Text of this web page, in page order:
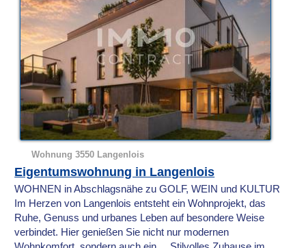
Wohnung 3550 Langenlois
Eigentumswohnung in Langenlois
WOHNEN in Abschlagsnähe zu GOLF, WEIN und KULTUR
Im Herzen von Langenlois entsteht ein Wohnprojekt, das
Ruhe, Genuss und urbanes Leben auf besondere Weise
verbindet. Hier genießen Sie nicht nur modernen